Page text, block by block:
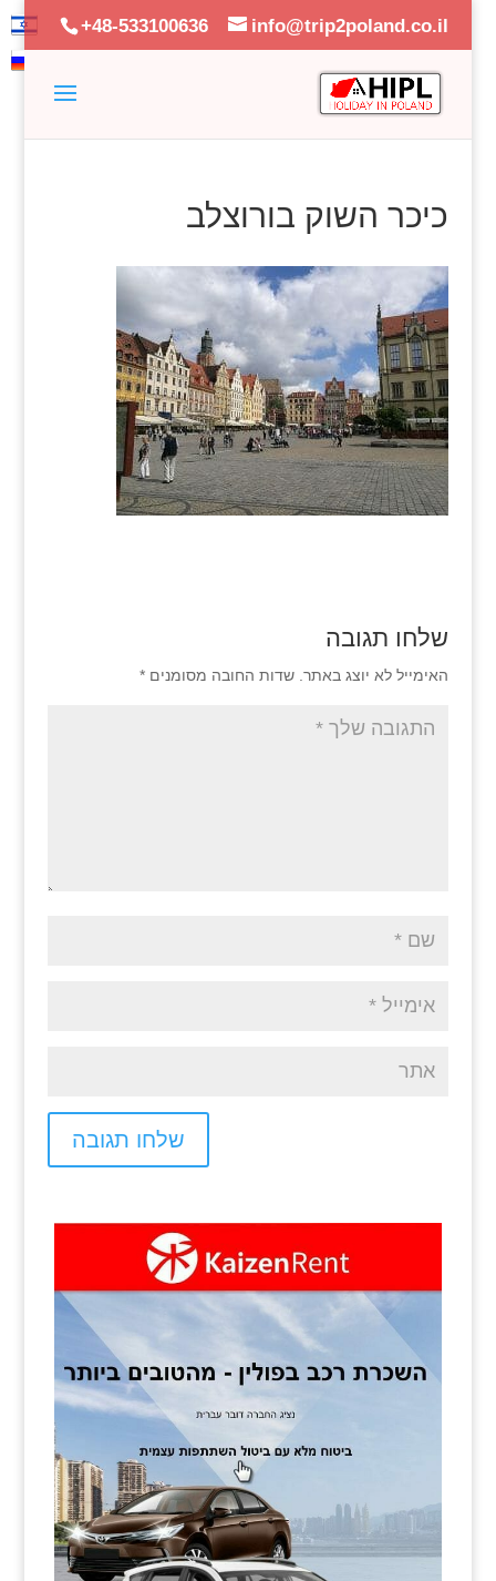
+48-533100636 info@trip2poland.co.il
כיכר השוק בורוצלב
שלחו תגובה
האימייל לא יוצג באתר. שדות החובה מסומנים *